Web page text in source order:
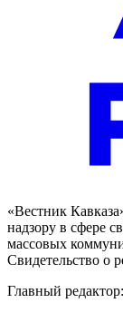
«Вестник
надзору в сфере
массовых
Свидетельство о
Главный